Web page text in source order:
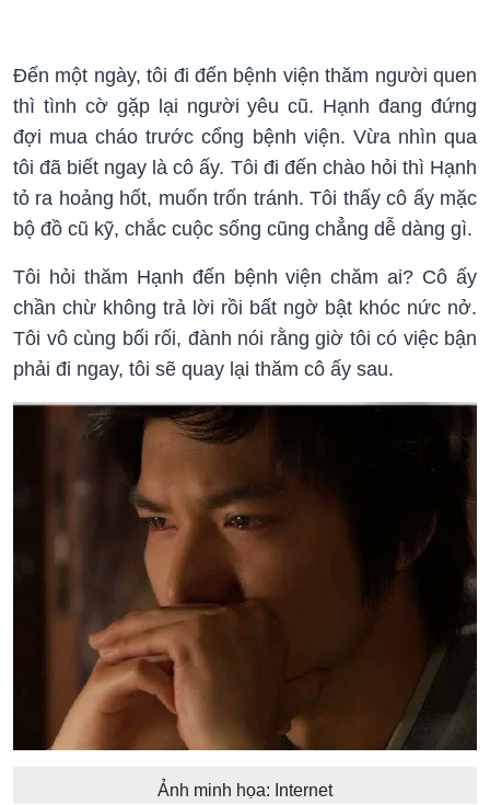
Đến một ngày, tôi đi đến bệnh viện thăm người quen
thì tình cờ gặp lại người yêu cũ. Hạnh đang đứng
đợi mua cháo trước cổng bệnh viện. Vừa nhìn qua
tôi đã biết ngay là cô ấy. Tôi đi đến chào hỏi thì Hạnh
tỏ ra hoảng hốt, muốn trốn tránh. Tôi thấy cô ấy mặc
bộ đồ cũ kỹ, chắc cuộc sống cũng chẳng dễ dàng gì.
Tôi hỏi thăm Hạnh đến bệnh viện chăm ai? Cô ấy
chần chừ không trả lời rồi bất ngờ bật khóc nức nở.
Tôi vô cùng bối rối, đành nói rằng giờ tôi có việc bận
phải đi ngay, tôi sẽ quay lại thăm cô ấy sau.
Ảnh minh họa: Internet